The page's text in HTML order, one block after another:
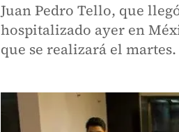
Juan Pedro Tello, que
hospitalizado ayer en
que se realizará el martes.